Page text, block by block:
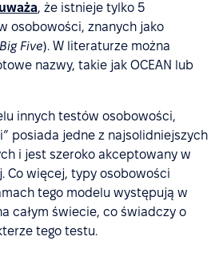
, że istnieje tylko 5
osobowości, znanych jako
Big Five). W literaturze można
nazwy, takie jak OCEAN lub
innych testów osobowości,
posiada jedne z najsolidniejszych
i jest szeroko akceptowany w
Co więcej, typy osobowości
tego modelu występują w
całym świecie, co świadczy o
tego testu.